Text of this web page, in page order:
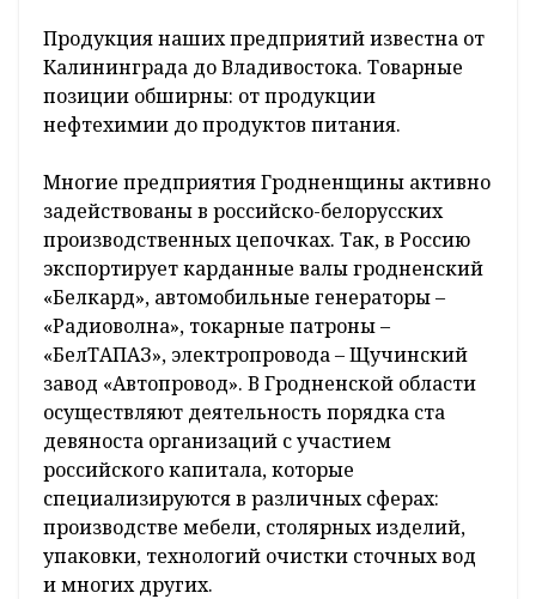
Продукция наших предприятий известна от
Калининграда до Владивостока. Товарные
позиции обширны: от продукции
нефтехимии до продуктов питания.
Многие предприятия Гродненщины активно
задействованы в российско-белорусских
производственных цепочках. Так, в Россию
экспортирует карданные валы гродненский
«Белкард», автомобильные генераторы –
«Радиоволна», токарные патроны –
«БелТАПАЗ», электропровода – Щучинский
завод «Автопровод». В Гродненской области
осуществляют деятельность порядка ста
девяноста организаций с участием
российского капитала, которые
специализируются в различных сферах:
производстве мебели, столярных изделий,
упаковки, технологий очистки сточных вод
и многих других.